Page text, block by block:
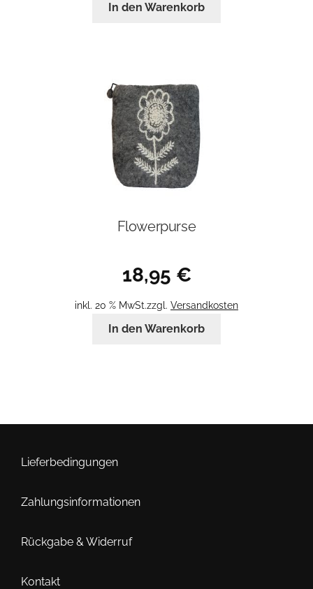
In den Warenkorb
Flowerpurse
18,95 €
inkl. 20 % MwSt.zzgl. Versandkosten
In den Warenkorb
Lieferbedingungen
Zahlungsinformationen
Rückgabe & Widerruf
Kontakt